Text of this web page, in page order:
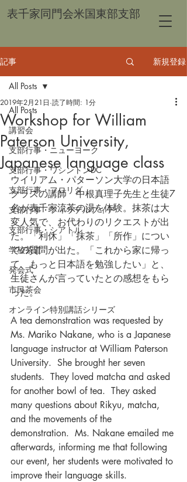
表千家同門会米国東部支部
記事 新規登録
All Posts
講習会
支部行事・ニューヨーク
支部行事・ワシントンDC
支部行事・フロリダ
支部行事・フィラデルフィア
支部行事・シアトル
学校茶道
発会式
市民茶会
オンライン特別講話シリーズ
All Posts
Workshop for William
Paterson University,
Japanese language class
2019年2月21日 読了時間: 1分
ウイリアム・パターソン大学の日本語
クラスの講師　中根真理子先生と生徒7
名が表千家流茶の湯を体験。抹茶は大
変人気で、お代わりのリクエストが出
た。「利休」「抹茶」「所作」につい
ての質問が出た。「これから家に帰っ
て、もっと日本語を勉強したい」と、
生徒さんが言っていたとの感想をもら
った。
A tea demonstration was requested by
Ms. Mariko Nakane, who is a Japanese
language instructor at William Paterson
University.  She brought her seven
students.  They loved matcha and asked
for another bowl of tea.  They asked
many questions about Rikyu, matcha,
and the movements of the
demonstration.  Ms. Nakane emailed me
afterwards, informing me that following
our event, her students were motivated to
improve their language skills.